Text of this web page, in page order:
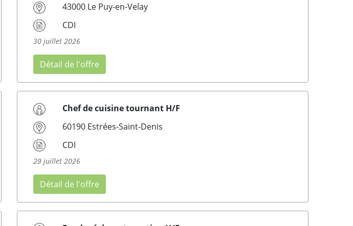
43000 Le Puy-en-Velay
CDI
30 juillet 2026
Détail de l'offre
Chef de cuisine tournant H/F
60190 Estrées-Saint-Denis
CDI
29 juillet 2026
Détail de l'offre